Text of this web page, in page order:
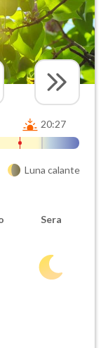
20:27
Luna calante
Sera